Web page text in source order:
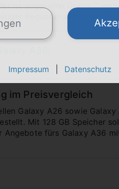
ist sogar eine Gratis-
Registrierung sichern.
im Preisvergleich
Galaxy A26 sowie
Mit 128 GB Speicher
fürs Galaxy A36
Impressum Datenschutz